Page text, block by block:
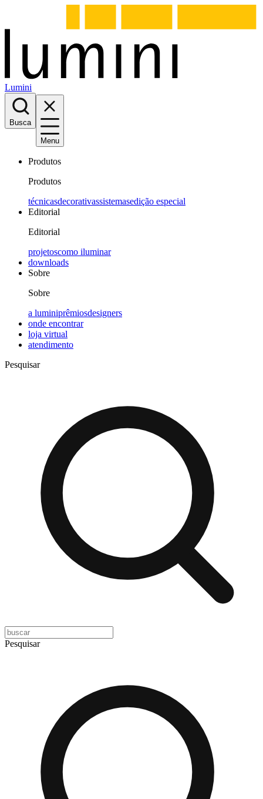
Lumini
Busca
Menu
Produtos
Produtos
técnicasdecorativassistemasedição especial
Editorial
Editorial
projetoscomo iluminar
downloads
Sobre
Sobre
a luminiprêmiosdesigners
onde encontrar
loja virtual
atendimento
Pesquisar
Pesquisar